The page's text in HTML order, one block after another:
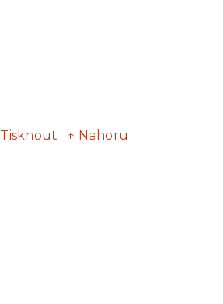
Tisknout
↑ Nahoru